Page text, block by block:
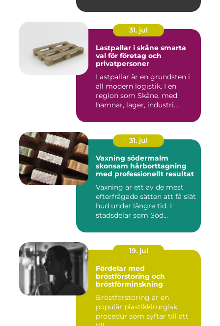
31. jul
Lastpallar i skåne smarta
val för företag och
privatpersoner
Lastpallar är en grundsten i
all modern logistik. I en
region som Skåne, med
hamnar, lager, industri...
31. jul
Vaxning södermalm
skonsam hårborttagning
med professionellt resultat
Vaxning är ett av de mest
efterfrågade sätten att få slät
hud under längre tid. I
stadsdelar som Söd...
19. jul
Fördelar med
bröstförstoring och
bröstförminskning
Bröstförstoring är en
populär plastikkirurgisk
procedur som syftar till att